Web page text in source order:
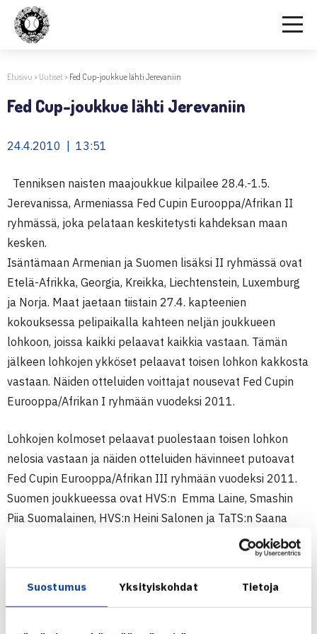
Suostumus Yksityiskohdat Tietoja
Etusivu > Uutiset> Fed Cup-joukkue lähti Jerevaniin
Fed Cup-joukkue lähti Jerevaniin
24.4.2010 | 13:51
Tenniksen naisten maajoukkue kilpailee 28.4.-1.5.
Jerevanissa, Armeniassa Fed Cupin Eurooppa/Afrikan II
ryhmässä, joka pelataan keskitetysti kahdeksan maan
kesken.
Isäntämaan Armenian ja Suomen lisäksi II ryhmässä ovat
Etelä-Afrikka, Georgia, Kreikka, Liechtenstein, Luxemburg
ja Norja. Maat jaetaan tiistain 27.4. kapteenien
kokouksessa pelipaikalla kahteen neljän joukkueen
lohkoon, joissa kaikki pelaavat kaikkia vastaan. Tämän
jälkeen lohkojen ykköset pelaavat toisen lohkon kakkosta
vastaan. Näiden otteluiden voittajat nousevat Fed Cupin
Eurooppa/Afrikan I ryhmään vuodeksi 2011.
Lohkojen kolmoset pelaavat puolestaan toisen lohkon
nelosia vastaan ja näiden otteluiden hävinneet putoavat
Fed Cupin Eurooppa/Afrikan III ryhmään vuodeksi 2011.
Suomen joukkueessa ovat HVS:n Emma Laine, Smashin
Piia Suomalainen, HVS:n Heini Salonen ja TaTS:n Saana
-Emma 30:llä ja Piia 22:lla Fed Cup-maaottelullaan
tuore kapteeni Katriina Saarinen. – Vielä juniori-ikäinen